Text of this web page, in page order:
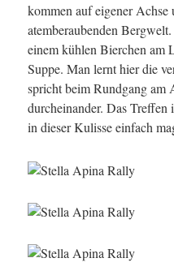
kommen auf eigener
atemberaubenden
einem kühlen Bierchen am
Suppe. Man lernt hier die
spricht beim Rundgang am
durcheinander. Das
in dieser Kulisse einfach